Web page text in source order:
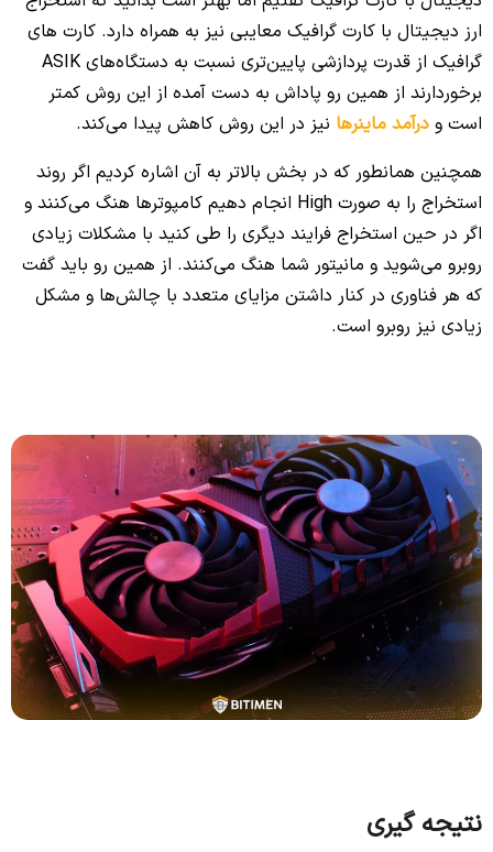
ارز دیجیتال با کارت گرافیک معایبی نیز به همراه دارد. کارت های
گرافیک از قدرت پردازشی پایین‌تری نسبت به دستگاه‌های ASIK
برخوردارند از همین رو پاداش به دست آمده از این روش کمتر
است و درآمد ماینرها نیز در این روش کاهش پیدا می‌کند.
همچنین همانطور که در بخش بالاتر به آن اشاره کردیم اگر روند
استخراج را به صورت High انجام دهیم کامپوترها هنگ می‌کنند و
اگر در حین استخراج فرایند دیگری را طی کنید با مشکلات زیادی
روبرو می‌شوید و مانیتور شما هنگ می‌کنند. از همین رو باید گفت
که هر فناوری در کنار داشتن مزایای متعدد با چالش‌ها و مشکل
زیادی نیز روبرو است.
نتیجه گیری